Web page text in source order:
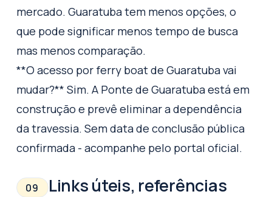
mercado. Guaratuba tem menos opções, o
que pode significar menos tempo de busca
mas menos comparação.
**O acesso por ferry boat de Guaratuba vai
mudar?** Sim. A Ponte de Guaratuba está em
construção e prevê eliminar a dependência
da travessia. Sem data de conclusão pública
confirmada - acompanhe pelo portal oficial.
09 Links úteis, referências